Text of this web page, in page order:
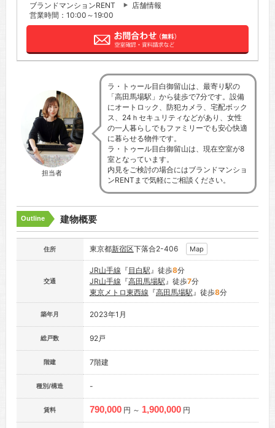
ブランドマンションRENT
店舗情報
営業時間：10:00～19:00
担当者
ラ・トゥール目白御留山は、最寄り駅の
「高田馬場駅」から徒歩で7分です。設備
にオートロック、防犯カメラ、宅配ボック
ス、24ｈセキュリティなどがあり、女性
の一人暮らしでもファミリーでも安心快適
に暮らせる物件です。
ラ・トゥール目白御留山は、現在空室が8
室となっています。
内見をご検討の場合にはブランドマンショ
ンRENTまで気軽にご相談ください。
Outline 建物概要
住所 東京都新宿区下落合2-406 Map
交通
JR山手線 『目白駅』徒歩8分
JR山手線 『高田馬場駅』徒歩7分
東京メトロ東西線 『高田馬場駅』徒歩8分
築年月 2023年1月
総戸数 92戸
階建 7階建
種別/構造 -
賃料 790,000 円 ～ 1,900,000 円